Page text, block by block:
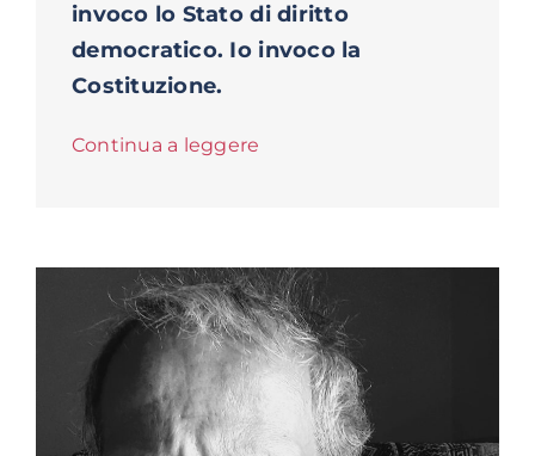
invoco lo Stato di diritto
democratico. Io invoco la
Costituzione.
Continua a leggere